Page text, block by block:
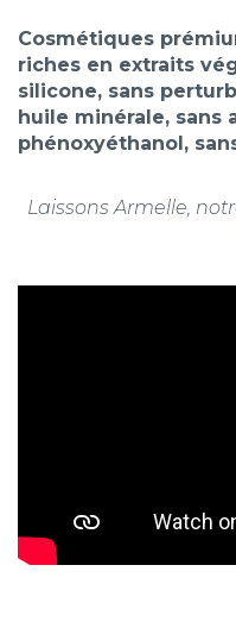
Cosmétiques
riches en extraits
silicone, sans
huile minérale, sans
phénoxyéthanol,
Laissons Armelle,